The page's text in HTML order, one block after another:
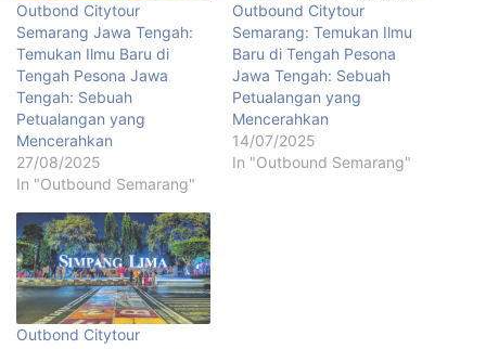
Outbond Citytour
Semarang Jawa Tengah:
Temukan Ilmu Baru di
Tengah Pesona Jawa
Tengah: Sebuah
Petualangan yang
Mencerahkan
27/08/2025
In "Outbound Semarang"
Outbound Citytour
Semarang: Temukan Ilmu
Baru di Tengah Pesona
Jawa Tengah: Sebuah
Petualangan yang
Mencerahkan
14/07/2025
In "Outbound Semarang"
Outbond Citytour